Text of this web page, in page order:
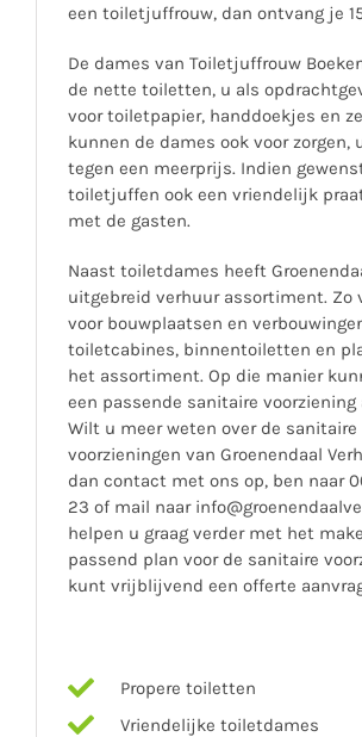
een toiletjuffrouw, dan ontvang je
De dames van Toiletjuffrouw
de nette toiletten, u als
voor toiletpapier, handdoekjes en
kunnen de dames ook voor zorgen,
tegen een meerprijs. Indien
toiletjuffen ook een vriendelijk
met de gasten.
Naast toiletdames heeft
uitgebreid verhuur assortiment. Zo
voor bouwplaatsen en
toiletcabines, binnentoiletten en
het assortiment. Op die manier
een passende sanitaire voorziening
Wilt u meer weten over de sanitaire
voorzieningen van Groenendaal
dan contact met ons op, ben naar
23 of mail naar
helpen u graag verder met het
passend plan voor de sanitaire
kunt vrijblijvend een offerte
Propere toiletten
Vriendelijke toiletdames